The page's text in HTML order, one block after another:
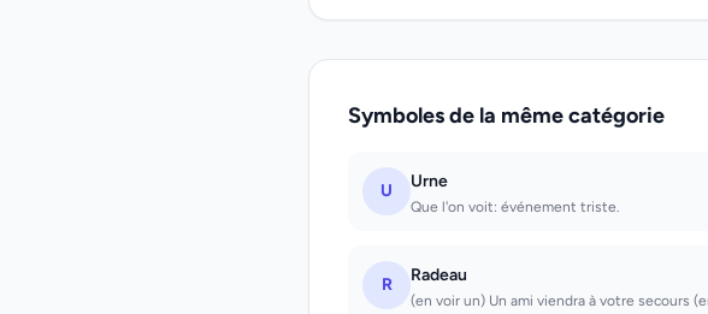
Symboles de la même catégorie
U Urne
Que l'on voit: événement triste.
R Radeau
(en voir un) Un ami viendra à votre secours